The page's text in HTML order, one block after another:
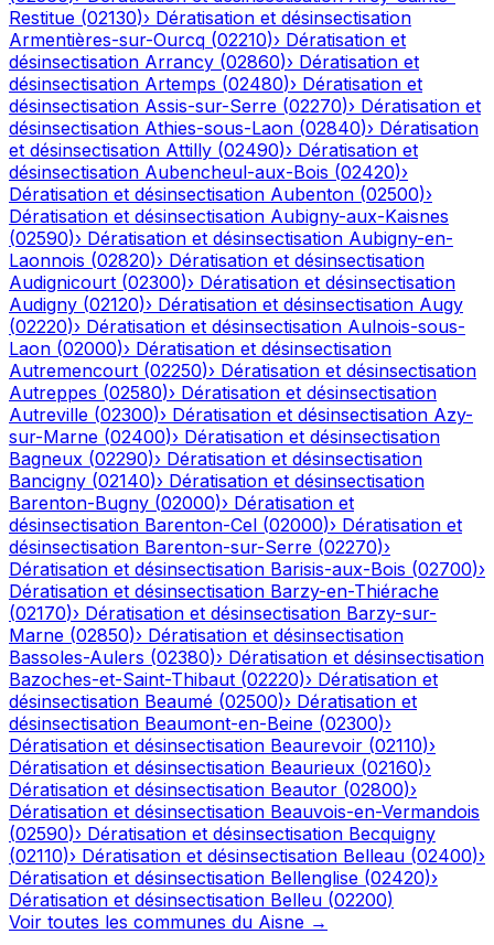
Restitue (02130)› Dératisation et désinsectisation
Armentières-sur-Ourcq (02210)› Dératisation et
désinsectisation Arrancy (02860)› Dératisation et
désinsectisation Artemps (02480)› Dératisation et
désinsectisation Assis-sur-Serre (02270)› Dératisation et
désinsectisation Athies-sous-Laon (02840)› Dératisation
et désinsectisation Attilly (02490)› Dératisation et
désinsectisation Aubencheul-aux-Bois (02420)›
Dératisation et désinsectisation Aubenton (02500)›
Dératisation et désinsectisation Aubigny-aux-Kaisnes
(02590)› Dératisation et désinsectisation Aubigny-en-
Laonnois (02820)› Dératisation et désinsectisation
Audignicourt (02300)› Dératisation et désinsectisation
Audigny (02120)› Dératisation et désinsectisation Augy
(02220)› Dératisation et désinsectisation Aulnois-sous-
Laon (02000)› Dératisation et désinsectisation
Autremencourt (02250)› Dératisation et désinsectisation
Autreppes (02580)› Dératisation et désinsectisation
Autreville (02300)› Dératisation et désinsectisation Azy-
sur-Marne (02400)› Dératisation et désinsectisation
Bagneux (02290)› Dératisation et désinsectisation
Bancigny (02140)› Dératisation et désinsectisation
Barenton-Bugny (02000)› Dératisation et
désinsectisation Barenton-Cel (02000)› Dératisation et
désinsectisation Barenton-sur-Serre (02270)›
Dératisation et désinsectisation Barisis-aux-Bois (02700)›
Dératisation et désinsectisation Barzy-en-Thiérache
(02170)› Dératisation et désinsectisation Barzy-sur-
Marne (02850)› Dératisation et désinsectisation
Bassoles-Aulers (02380)› Dératisation et désinsectisation
Bazoches-et-Saint-Thibaut (02220)› Dératisation et
désinsectisation Beaumé (02500)› Dératisation et
désinsectisation Beaumont-en-Beine (02300)›
Dératisation et désinsectisation Beaurevoir (02110)›
Dératisation et désinsectisation Beaurieux (02160)›
Dératisation et désinsectisation Beautor (02800)›
Dératisation et désinsectisation Beauvois-en-Vermandois
(02590)› Dératisation et désinsectisation Becquigny
(02110)› Dératisation et désinsectisation Belleau (02400)›
Dératisation et désinsectisation Bellenglise (02420)›
Dératisation et désinsectisation Belleu (02200)
Voir toutes les communes du Aisne →